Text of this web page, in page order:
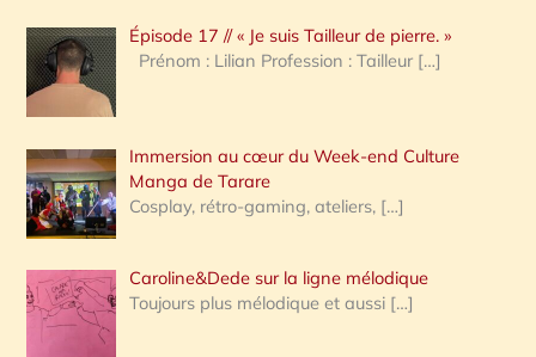
h
e
:
Épisode 17 // « Je suis Tailleur de pierre. »
Prénom : Lilian Profession : Tailleur […]
Immersion au cœur du Week-end Culture
Manga de Tarare
Cosplay, rétro-gaming, ateliers, […]
Caroline&Dede sur la ligne mélodique
Toujours plus mélodique et aussi […]